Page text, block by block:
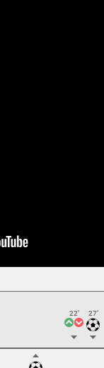
22’ 27’